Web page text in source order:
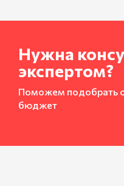
Нужна
экспертом?
Поможем подобрать
бюджет